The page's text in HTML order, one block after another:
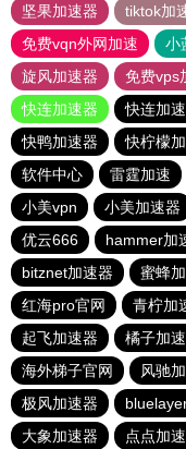
坚果加速器
tiktok加
免费vqn外网加速
小
旋风加速器
免费vps
快连加速器
快连加
快鸭加速器
快柠檬
软件中心
雷霆加速
小美vpn
小美加速器
优云666
hammer加
bitznet加速器
蜜蜂
红海pro官网
青柠加
起飞加速器
橘子加
海外梯子官网
风驰
极风加速器
大象加速器
点点加